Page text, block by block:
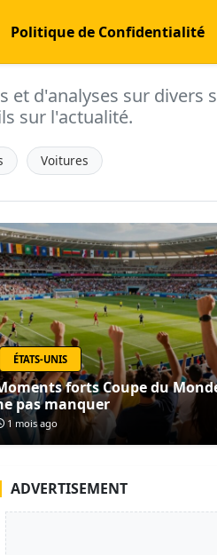
Politique de Confidentialité
et d'analyses sur divers
sur l'actualité.
Voitures
ÉTATS-UNIS
forts Coupe du
pas manquer
1 mois ago
ADVERTISEMENT